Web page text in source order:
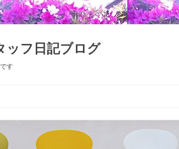
ッフ日記ブログ
す